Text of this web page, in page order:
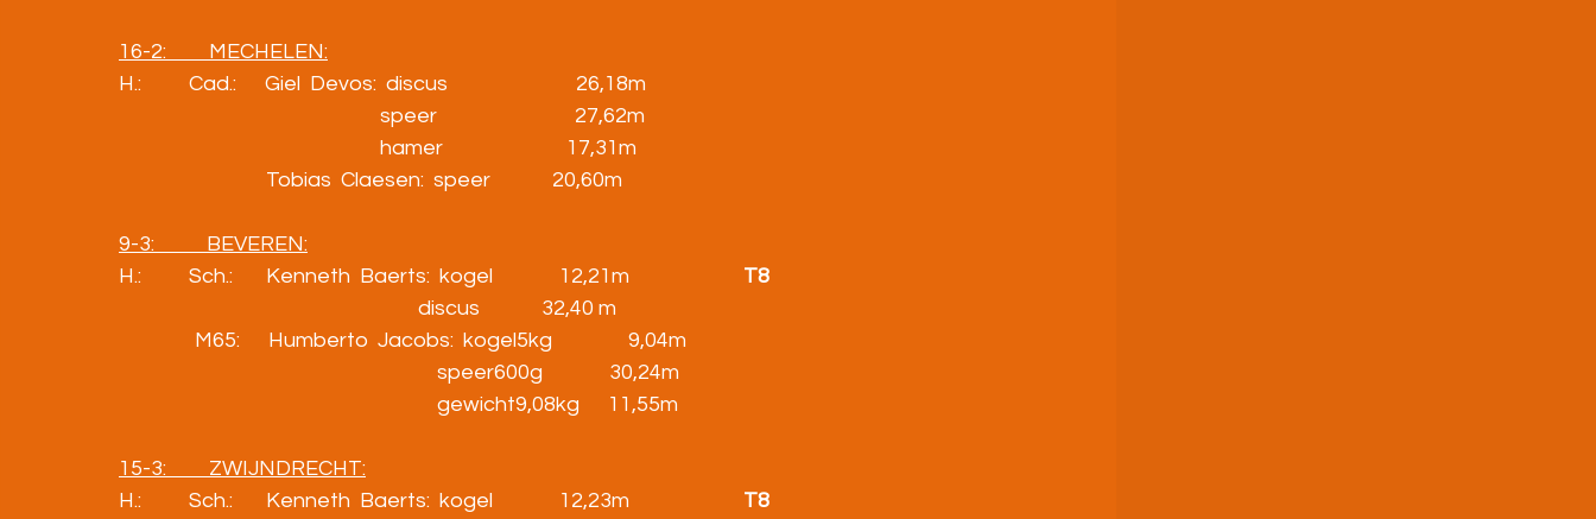
16-2:         MECHELEN:
H.:          Cad.:      Giel  Devos:  discus                           26,18m
speer                             27,62m
hamer                          17,31m
Tobias  Claesen:  speer             20,60m
9-3:           BEVEREN:
H.:          Sch.:       Kenneth  Baerts:  kogel              12,21m T8
discus             32,40 m
M65:      Humberto  Jacobs:  kogel5kg                9,04m
speer600g              30,24m
gewicht9,08kg      11,55m
15-3:         ZWIJNDRECHT:
H.:          Sch.:       Kenneth  Baerts:  kogel              12,23m T8